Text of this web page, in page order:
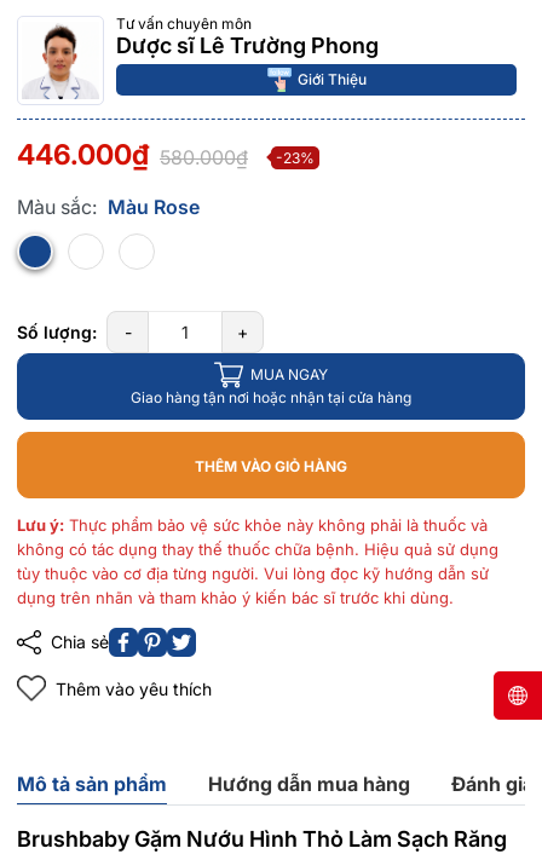
Tư vấn chuyên môn
Dược sĩ Lê Trường Phong
Giới Thiệu
446.000₫ 580.000₫ -23%
Màu sắc: Màu Rose
Số lượng: - +
MUA NGAY
Giao hàng tận nơi hoặc nhận tại cửa hàng
THÊM VÀO GIỎ HÀNG
Lưu ý: Thực phẩm bảo vệ sức khỏe này không phải là thuốc và
không có tác dụng thay thế thuốc chữa bệnh. Hiệu quả sử dụng
tùy thuộc vào cơ địa từng người. Vui lòng đọc kỹ hướng dẫn sử
dụng trên nhãn và tham khảo ý kiến bác sĩ trước khi dùng.
Chia sẻ
Thêm vào yêu thích
Mô tả sản phẩm Hướng dẫn mua hàng Đánh giá
Brushbaby Gặm Nướu Hình Thỏ Làm Sạch Răng